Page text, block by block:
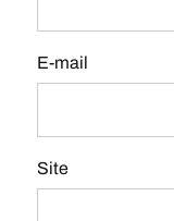
E-mail
Site